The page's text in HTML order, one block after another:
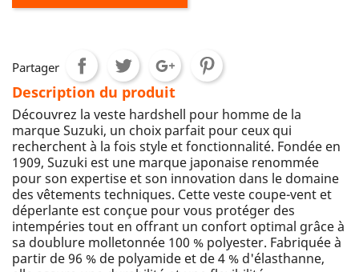
Partager
Description du produit
Découvrez la veste hardshell pour homme de la
marque Suzuki, un choix parfait pour ceux qui
recherchent à la fois style et fonctionnalité. Fondée en
1909, Suzuki est une marque japonaise renommée
pour son expertise et son innovation dans le domaine
des vêtements techniques. Cette veste coupe-vent et
déperlante est conçue pour vous protéger des
intempéries tout en offrant un confort optimal grâce à
sa doublure molletonnée 100 % polyester. Fabriquée à
partir de 96 % de polyamide et de 4 % d'élasthanne,